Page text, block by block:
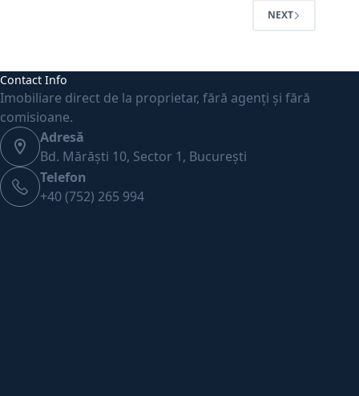
NEXT
Contact Info
Imobiliare direct de la proprietar, fără agenți și fără
comisioane.
Adresă
Bd. Mărăști 10, Sector 1, București
Telefon
+40 (752) 265 994